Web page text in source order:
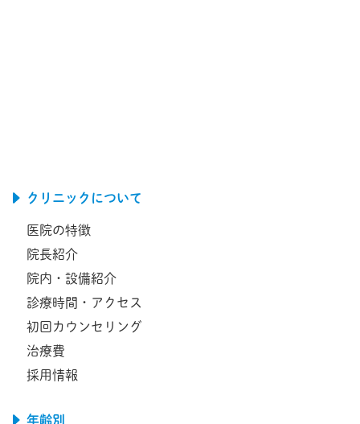
クリニックについて
医院の特徴
院長紹介
院内・設備紹介
診療時間・アクセス
初回カウンセリング
治療費
採用情報
年齢別